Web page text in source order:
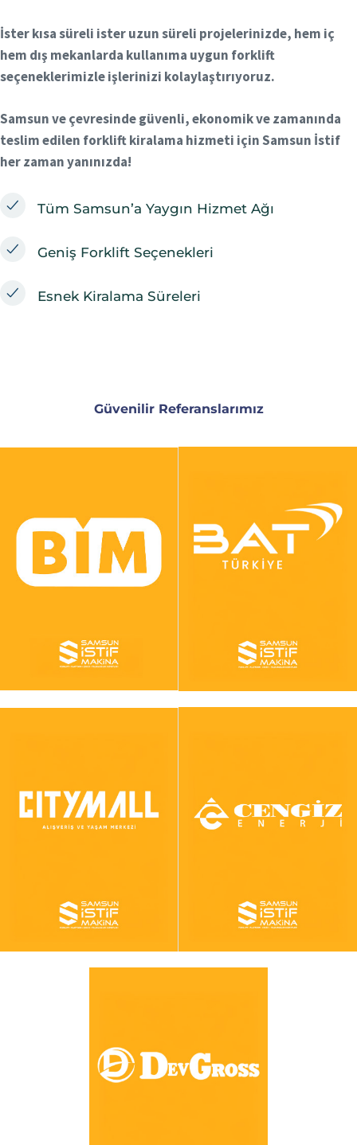
İster kısa süreli ister uzun süreli projelerinizde, hem iç
hem dış mekanlarda kullanıma uygun forklift
seçeneklerimizle işlerinizi kolaylaştırıyoruz.
Samsun ve çevresindegüvenli, ekonomik ve zamanında
teslim edilen forklift kiralama hizmeti için Samsun İstif
her zaman yanınızda!
Tüm Samsun’a Yaygın Hizmet Ağı
Geniş Forklift Seçenekleri
Esnek Kiralama Süreleri
Güvenilir Referanslarımız